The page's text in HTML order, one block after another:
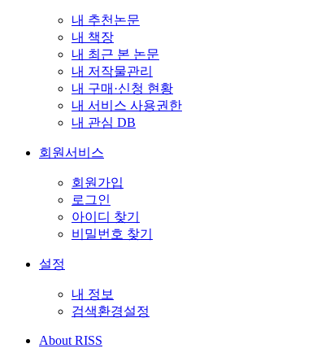
내 추천논문
내 책장
내 최근 본 논문
내 저작물관리
내 구매·신청 현황
내 서비스 사용권한
내 관심 DB
회원서비스
회원가입
로그인
아이디 찾기
비밀번호 찾기
설정
내 정보
검색환경설정
About RISS